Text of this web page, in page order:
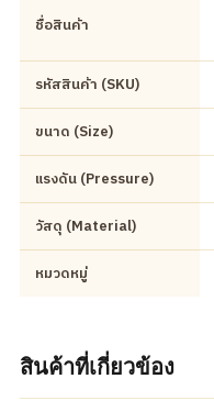
ชื่อสินค้า
รหัสสินค้า (SKU)
ขนาด (Size)
แรงดัน (Pressure)
วัสดุ (Material)
หมวดหมู่
สินค้าที่เกี่ยวข้อง